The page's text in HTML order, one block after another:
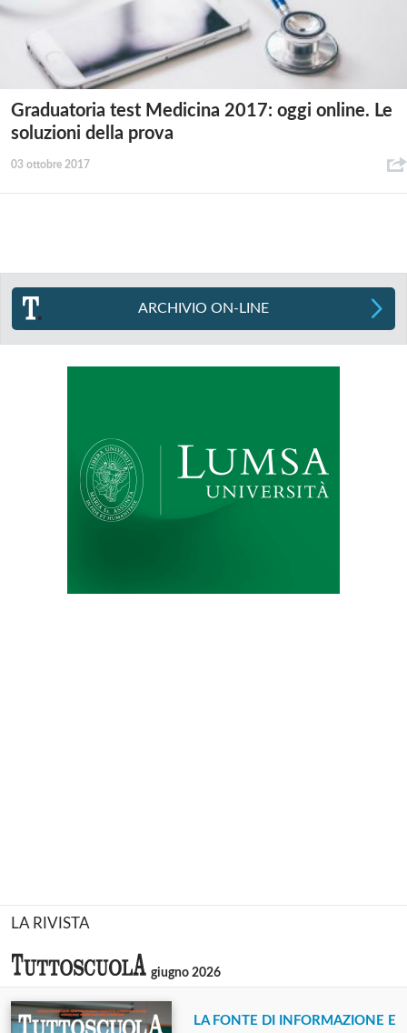
Graduatoria test Medicina 2017: oggi online. Le
soluzioni della prova
03 ottobre 2017
ARCHIVIO ON-LINE
LA RIVISTA
giugno 2026
LA FONTE DI INFORMAZIONE E